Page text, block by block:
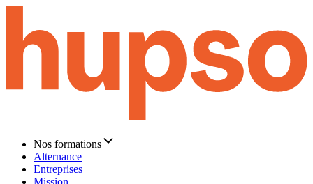
Nos formations
Alternance
Entreprises
Mission